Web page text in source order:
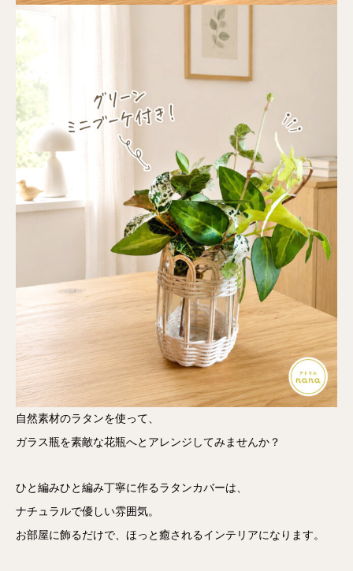
自然素材のラタンを使って、
ガラス瓶を素敵な花瓶へとアレンジしてみませんか？
ひと編みひと編み丁寧に作るラタンカバーは、
ナチュラルで優しい雰囲気。
お部屋に飾るだけで、ほっと癒されるインテリアになります。